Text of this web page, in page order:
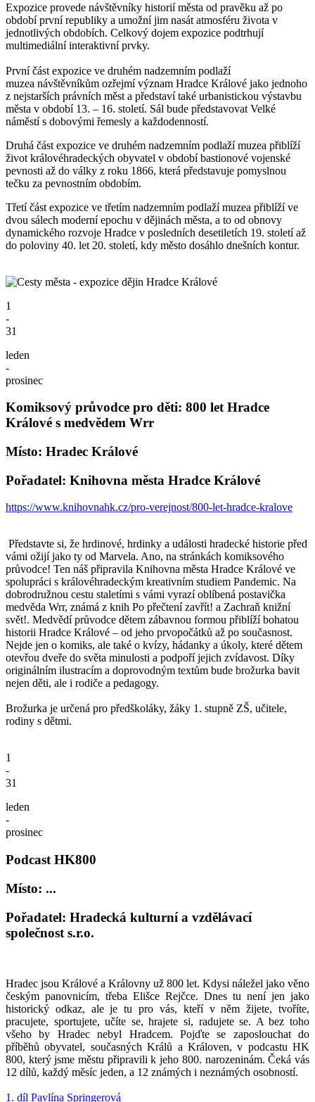
Expozice provede návštěvníky historií města od pravěku až po
období první republiky a umožní jim nasát atmosféru života v
jednotlivých obdobích. Celkový dojem expozice podtrhují
multimediální interaktivní prvky.
První část expozice ve druhém nadzemním podlaží
muzea návštěvníkům ozřejmí význam Hradce Králové jako jednoho
z nejstarších právních měst a představí také urbanistickou výstavbu
města v období 13. – 16. století. Sál bude představovat Velké
náměstí s dobovými řemesly a každodenností.
Druhá část expozice ve druhém nadzemním podlaží muzea přiblíží
život královéhradeckých obyvatel v období bastionové vojenské
pevnosti až do války z roku 1866, která představuje pomyslnou
tečku za pevnostním obdobím.
Třetí část expozice ve třetím nadzemním podlaží muzea přiblíží ve
dvou sálech moderní epochu v dějinách města, a to od obnovy
dynamického rozvoje Hradce v posledních desetiletích 19. století až
do poloviny 40. let 20. století, kdy město dosáhlo dnešních kontur.
1
-
31
leden
-
prosinec
Komiksový průvodce pro děti: 800 let Hradce
Králové s medvědem Wrr
Místo: Hradec Králové
Pořadatel: Knihovna města Hradce Králové
https://www.knihovnahk.cz/pro-verejnost/800-let-hradce-kralove
Představte si, že hrdinové, hrdinky a události hradecké historie před
vámi ožijí jako ty od Marvela. Ano, na stránkách komiksového
průvodce! Ten náš připravila Knihovna města Hradce Králové ve
spolupráci s královéhradeckým kreativním studiem Pandemic. Na
dobrodružnou cestu staletími s vámi vyrazí oblíbená postavička
medvěda Wrr, známá z knih Po přečtení zavřít! a Zachraň knižní
svět!. Medvědí průvodce dětem zábavnou formou přiblíží bohatou
historii Hradce Králové – od jeho prvopočátků až po současnost.
Nejde jen o komiks, ale také o kvízy, hádanky a úkoly, které dětem
otevřou dveře do světa minulosti a podpoří jejich zvídavost. Díky
originálním ilustracím a doprovodným textům bude brožurka bavit
nejen děti, ale i rodiče a pedagogy.
Brožurka je určená pro předškoláky, žáky 1. stupně ZŠ, učitele,
rodiny s dětmi.
1
-
31
leden
-
prosinec
Podcast HK800
Místo: ...
Pořadatel: Hradecká kulturní a vzdělávací
společnost s.r.o.
Hradec jsou Králové a Královny už 800 let. Kdysi náležel jako věno
českým panovnicím, třeba Elišce Rejčce. Dnes tu není jen jako
historický odkaz, ale je tu pro vás, kteří v něm žijete, tvoříte,
pracujete, sportujete, učíte se, hrajete si, radujete se. A bez toho
všeho by Hradec nebyl Hradcem. Pojďte se zaposlouchat do
příběhů obyvatel, současných Králů a Královen, v podcastu HK
800, který jsme městu připravili k jeho 800. narozeninám. Čeká vás
12 dílů, každý měsíc jeden, a 12 známých i neznámých osobností.
1. díl Pavlína Springerová